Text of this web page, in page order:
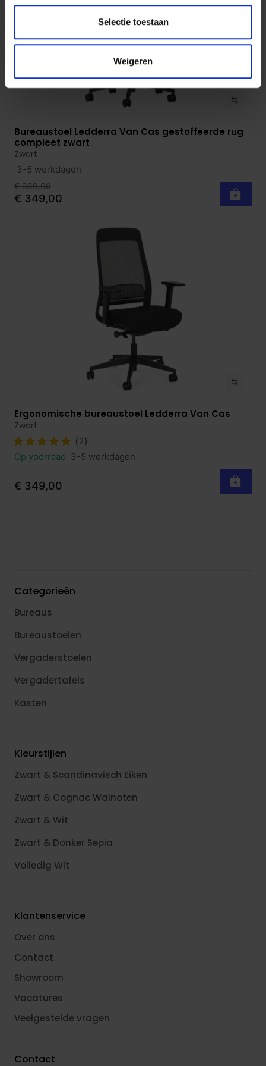
Selectie toestaan
Weigeren
Bekijk product
Bureaustoel Ledderra Van Cas gestoffeerde rug
compleet zwart
Zwart
3-5 werkdagen
€ 369,00
€ 349,00
Bekijk product
Ergonomische bureaustoel Ledderra Van Cas
Zwart
(2)
Op voorraad 3-5 werkdagen
€ 349,00
Categorieën
Bureaus
Bureaustoelen
Vergaderstoelen
Vergadertafels
Kasten
Kleurstijlen
Zwart & Scandinavisch Eiken
Zwart & Cognac Walnoten
Zwart & Wit
Zwart & Donker Sepia
Volledig Wit
Klantenservice
Over ons
Contact
Showroom
Vacatures
Veelgestelde vragen
Contact